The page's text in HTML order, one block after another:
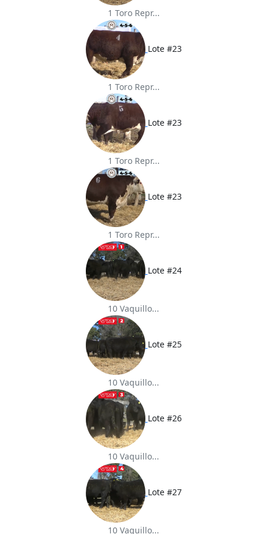
1 Toro Repr...
Lote #23
1 Toro Repr...
Lote #23
1 Toro Repr...
Lote #23
1 Toro Repr...
Lote #24
10 Vaquillo...
Lote #25
10 Vaquillo...
Lote #26
10 Vaquillo...
Lote #27
10 Vaquillo...